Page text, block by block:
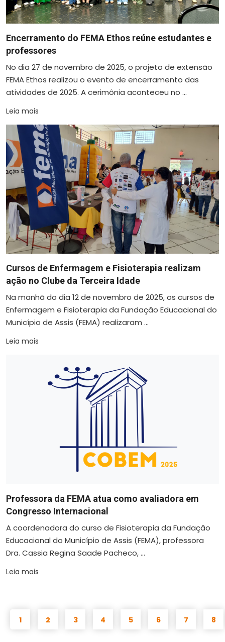
Encerramento do FEMA Ethos reúne estudantes e
professores
No dia 27 de novembro de 2025, o projeto de extensão
FEMA Ethos realizou o evento de encerramento das
atividades de 2025. A cerimônia aconteceu no ...
Leia mais
Cursos de Enfermagem e Fisioterapia realizam
ação no Clube da Terceira Idade
Na manhã do dia 12 de novembro de 2025, os cursos de
Enfermagem e Fisioterapia da Fundação Educacional do
Município de Assis (FEMA) realizaram ...
Leia mais
Professora da FEMA atua como avaliadora em
Congresso Internacional
A coordenadora do curso de Fisioterapia da Fundação
Educacional do Município de Assis (FEMA), professora
Dra. Cassia Regina Saade Pacheco, ...
Leia mais
1 2 3 4 5 6 7 8